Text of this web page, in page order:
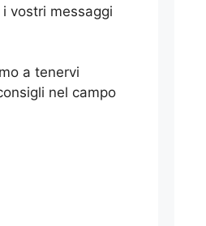
vostri messaggi
a tenervi
nel campo